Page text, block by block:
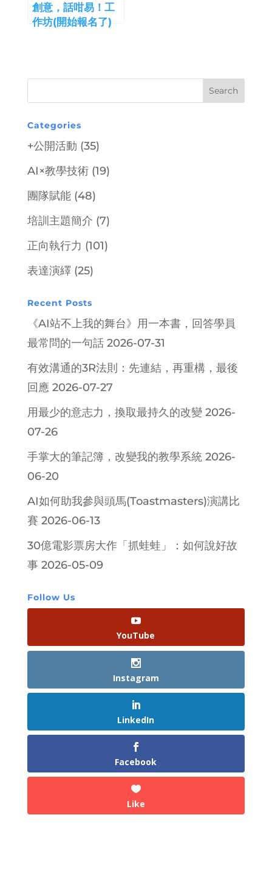
創意，話咁易！工
作坊(開始報名了)
Categories
+公開活動 (35)
AI×教學技術(19)
團隊賦能(48)
培訓主題簡介 (7)
正向執行力 (101)
表達演繹 (25)
Recent Posts
《AI站不上我的舞台》用一本書，回答學員
最常問的一句話 2026-07-31
有效溝通的3R法則：先連結，再重構，最後
回應 2026-07-27
用最少的意志力，換取最持久的改變 2026-
07-26
手掌大的筆記簿，改變我的教學系統 2026-
06-20
AI如何助我參與頭馬(Toastmasters)演講比
賽 2026-06-13
30億電影票房大作「抓蛙蛙」：如何說好故
事 2026-05-09
Follow Us
YouTube
Instagram
LinkedIn
Facebook
Like